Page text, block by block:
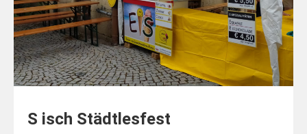
S isch Städtlesfest